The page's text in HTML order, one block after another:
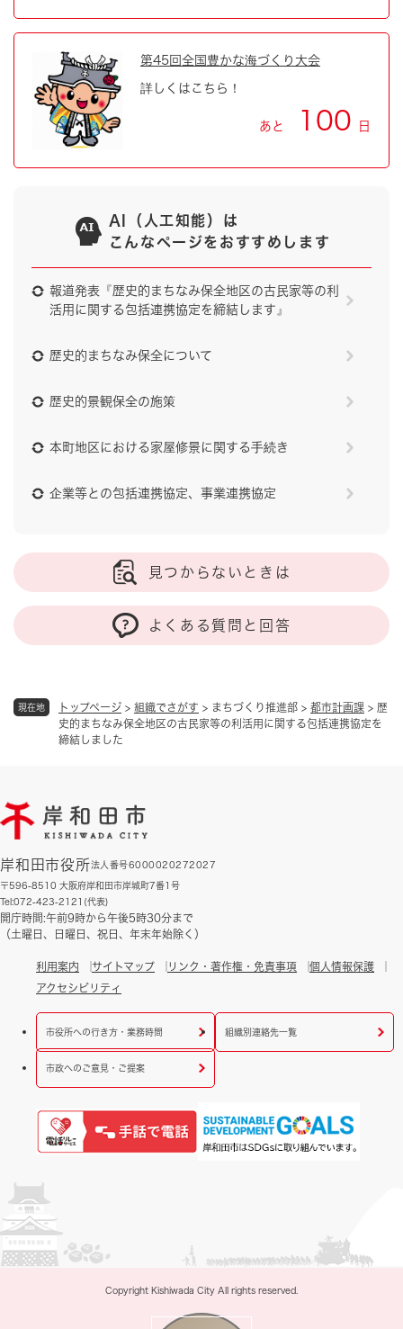
現在地 トップページ > 組織でさがす > まちづくり推進部 > 都市計画課 > 歴
史的まちなみ保全地区の古民家等の利活用に関する包括連携協定を
締結しました
第45回全国豊かな海づくり大会
詳しくはこちら！
あと 100 日
AI（人工知能）は
こんなページをおすすめします
報道発表『歴史的まちなみ保全地区の古民家等の利
活用に関する包括連携協定を締結します』
歴史的まちなみ保全について
歴史的景観保全の施策
本町地区における家屋修景に関する手続き
企業等との包括連携協定、事業連携協定
見つからないときは
よくある質問と回答
岸和田市役所法人番号6000020272027
〒596-8510 大阪府岸和田市岸城町7番1号
Tel:072-423-2121(代表)
開庁時間:午前9時から午後5時30分まで
（土曜日、日曜日、祝日、年末年始除く）
利用案内 サイトマップ リンク・著作権・免責事項
個人情報保護
アクセシビリティ
市役所への行き方・業務時間 組織別連絡先一覧
市政へのご意見・ご提案
Copyright Kishiwada City All rights reserved.